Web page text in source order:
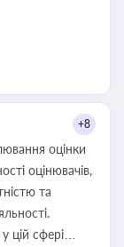
+8
оцінки
оцінювачів,
та
цій сфері